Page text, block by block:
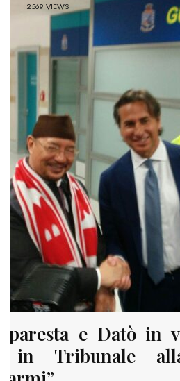
2569 VIEWS
e Datò in
in Tribunale